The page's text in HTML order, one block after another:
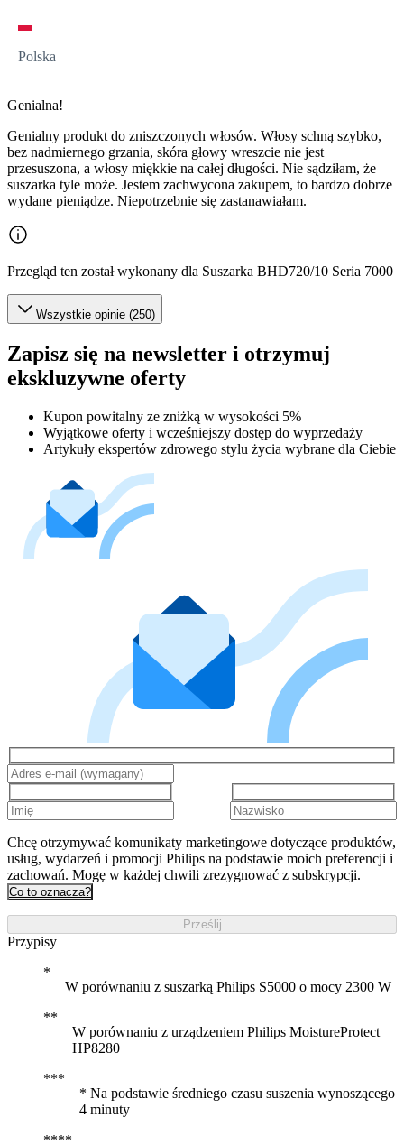
Polska
Genialna!
Genialny produkt do zniszczonych włosów. Włosy schną szybko,
bez nadmiernego grzania, skóra głowy wreszcie nie jest
przesuszona, a włosy miękkie na całej długości. Nie sądziłam, że
suszarka tyle może. Jestem zachwycona zakupem, to bardzo dobrze
wydane pieniądze. Niepotrzebnie się zastanawiałam.
Przegląd ten został wykonany dla Suszarka BHD720/10 Seria 7000
Wszystkie opinie (250)
Zapisz się na newsletter i otrzymuj
ekskluzywne oferty
Kupon powitalny ze zniżką w wysokości 5%
Wyjątkowe oferty i wcześniejszy dostęp do wyprzedaży
Artykuły ekspertów zdrowego stylu życia wybrane dla Ciebie
Chcę otrzymywać komunikaty marketingowe dotyczące produktów,
usług, wydarzeń i promocji Philips na podstawie moich preferencji i
zachowań. Mogę w każdej chwili zrezygnować z subskrypcji.
Co to oznacza?
Prześlij
Przypisy
W porównaniu z suszarką Philips S5000 o mocy 2300 W
W porównaniu z urządzeniem Philips MoistureProtect
HP8280
* Na podstawie średniego czasu suszenia wynoszącego
4 minuty